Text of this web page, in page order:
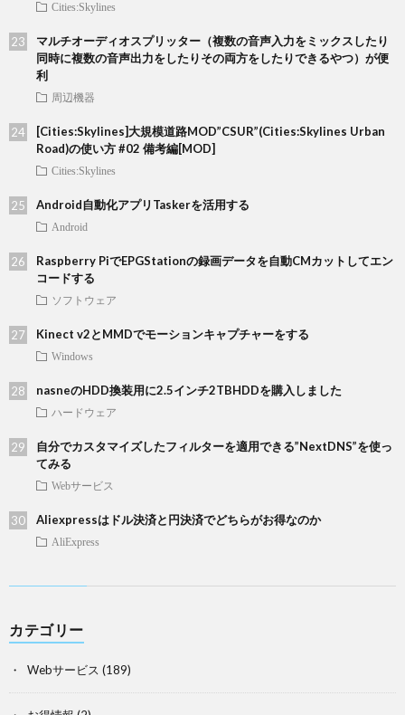
Cities:Skylines
マルチオーディオスプリッター（複数の音声入力をミックスしたり
同時に複数の音声出力をしたりその両方をしたりできるやつ）が便
利
周辺機器
[Cities:Skylines]大規模道路MOD”CSUR”(Cities:Skylines Urban
Road)の使い方 #02 備考編[MOD]
Cities:Skylines
Android自動化アプリTaskerを活用する
Android
Raspberry PiでEPGStationの録画データを自動CMカットしてエン
コードする
ソフトウェア
Kinect v2とMMDでモーションキャプチャーをする
Windows
nasneのHDD換装用に2.5インチ2TBHDDを購入しました
ハードウェア
自分でカスタマイズしたフィルターを適用できる”NextDNS”を使っ
てみる
Webサービス
Aliexpressはドル決済と円決済でどちらがお得なのか
AliExpress
カテゴリー
Webサービス (189)